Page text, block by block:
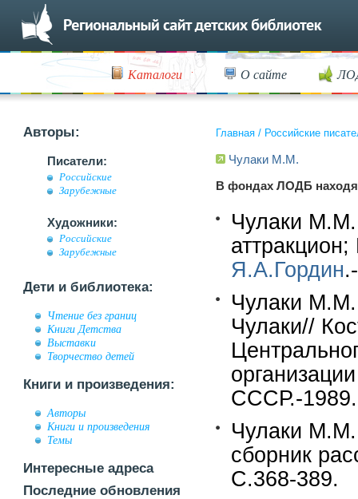
Каталоги О сайте
Авторы:
Писатели:
Российские
Зарубежные
Художники:
Российские
Зарубежные
Дети и библиотека:
Чтение без границ
Книги Детства
Выставки
Творчество детей
Книги и произведения:
Авторы
Книги и произведения
Темы
Интересные адреса
Последние обновления
Главная / Российские
Чулаки М.М.
В фондах ЛОДБ
Чулаки
Я.А.Гордин
Чулаки
Чулаки//
СССР.-
Чулаки М.М.
сборник
С.368-389.